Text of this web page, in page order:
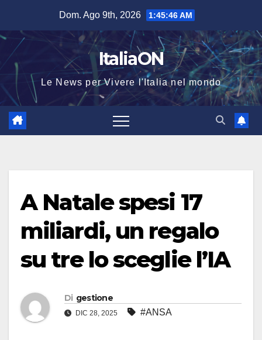
contenuto
Dom. Ago 9th, 2026 1:45:47 AM
ItaliaON
Le News per Vivere l'Italia nel mondo
A Natale spesi 17
miliardi, un regalo
su tre lo sceglie l’IA
Di gestione
DIC 28, 2025 #ANSA